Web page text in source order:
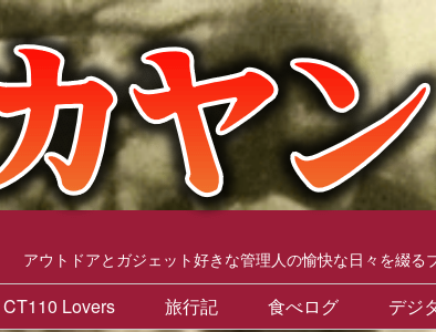
アウトドアとガジェット好きな管理人の愉快な日々を綴る
CT110 Lovers 旅行記 食べログ デジ